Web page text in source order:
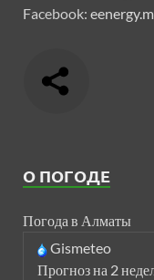
Facebook:
О ПОГОДЕ
Погода в Алматы
Gismeteo
Прогноз на 2